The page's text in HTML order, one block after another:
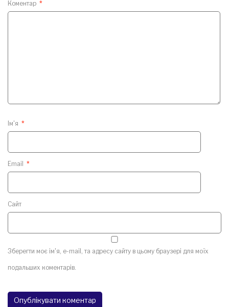
Коментар *
Ім'я *
Email *
Сайт
Зберегти моє ім'я, e-mail, та адресу сайту в цьому браузері для моїх
подальших коментарів.